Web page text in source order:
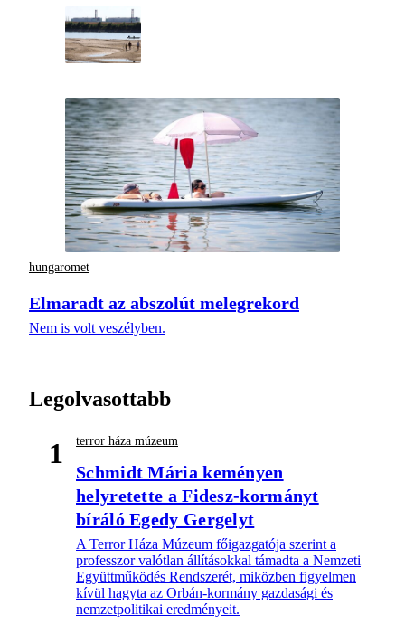
hungaromet
Elmaradt az abszolút melegrekord
Nem is volt veszélyben.
Legolvasottabb
1 terror háza múzeum
Schmidt Mária keményen
helyretette a Fidesz-kormányt
bíráló Egedy Gergelyt
A Terror Háza Múzeum főigazgatója szerint a
professzor valótlan állításokkal támadta a Nemzeti
Együttműködés Rendszerét, miközben figyelmen
kívül hagyta az Orbán-kormány gazdasági és
nemzetpolitikai eredményeit.